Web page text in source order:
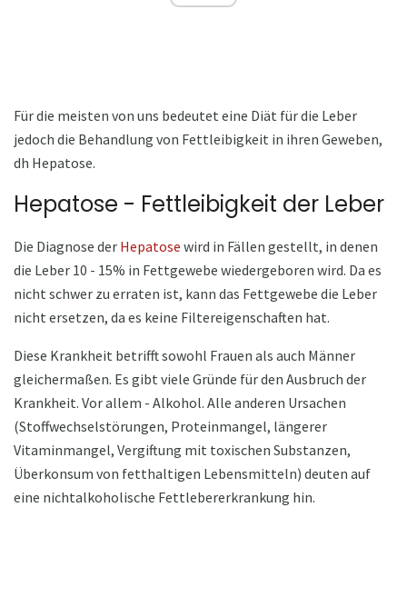
Für die meisten von uns bedeutet eine Diät für die Leber
jedoch die Behandlung von Fettleibigkeit in ihren Geweben,
dh Hepatose.
Hepatose - Fettleibigkeit der Leber
Die Diagnose der Hepatose wird in Fällen gestellt, in denen
die Leber 10 - 15% in Fettgewebe wiedergeboren wird. Da es
nicht schwer zu erraten ist, kann das Fettgewebe die Leber
nicht ersetzen, da es keine Filtereigenschaften hat.
Diese Krankheit betrifft sowohl Frauen als auch Männer
gleichermaßen. Es gibt viele Gründe für den Ausbruch der
Krankheit. Vor allem - Alkohol. Alle anderen Ursachen
(Stoffwechselstörungen, Proteinmangel, längerer
Vitaminmangel, Vergiftung mit toxischen Substanzen,
Überkonsum von fetthaltigen Lebensmitteln) deuten auf
eine nichtalkoholische Fettlebererkrankung hin.